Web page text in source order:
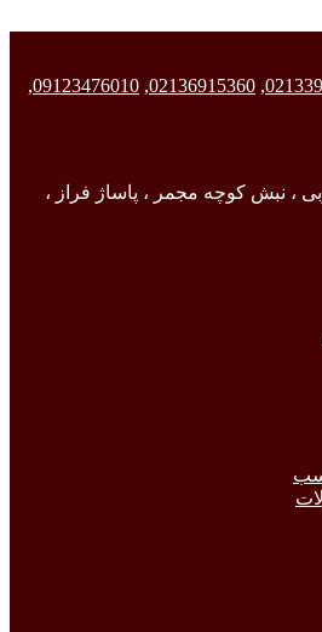
,
02136915360
,
09123476010
,
، نبش کوچه مجمر ، پاساژ فراز ،